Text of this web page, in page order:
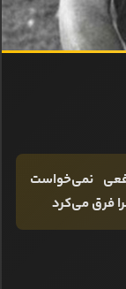
نمی‌خواست
فرق می‌کرد